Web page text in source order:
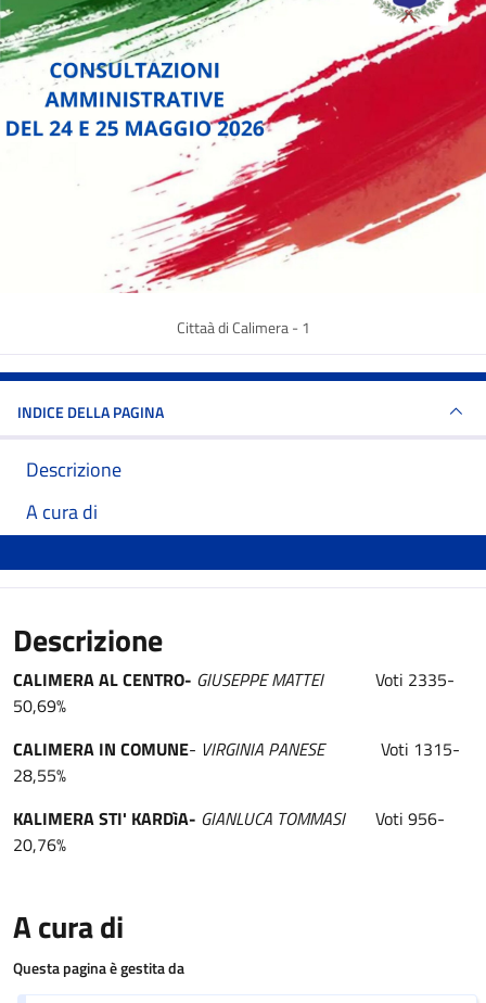
Cittaà di Calimera - 1
INDICE DELLA PAGINA
Descrizione
A cura di
Descrizione
CALIMERA AL CENTRO- GIUSEPPE MATTEI
Voti 2335-
50,69%
CALIMERA IN COMUNE- VIRGINIA PANESE
Voti 1315-
28,55%
KALIMERA STI' KARDìA- GIANLUCA TOMMASIVoti 956-
20,76%
A cura di
Questa pagina è gestita da